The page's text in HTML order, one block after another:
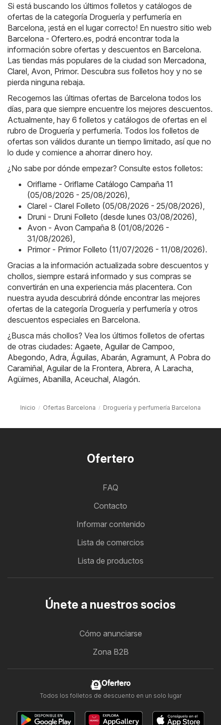
Si está buscando los últimos folletos y catálogos de
ofertas de la categoría Droguería y perfumería en
Barcelona, ¡está en el lugar correcto! En nuestro sitio web
Barcelona - Ofertero.es , podrá encontrar toda la
información sobre ofertas y descuentos en Barcelona.
Las tiendas más populares de la ciudad son Mercadona
Clarel Avon Primor. Descubra sus folletos hoy y no se
pierda ninguna rebaja.
Recogemos las últimas ofertas de Barcelona todos los
días, para que siempre encuentre los mejores descuentos.
Actualmente, hay 6 folletos y catálogos de ofertas en el
rubro de Droguería y perfumería. Todos los folletos de
ofertas son válidos durante un tiempo limitado, así que no
lo dude y comience a ahorrar dinero hoy.
¿No sabe por dónde empezar? Consulte estos folletos:
Oriflame - Oriflame Catálogo Campaña 11
(05/08/2026 - 25/08/2026)
Clarel - Clarel Folleto (05/08/2026 - 25/08/2026)
Druni - Druni Folleto (desde lunes 03/08/2026)
Avon - Avon Campaña 8 (01/08/2026 -
31/08/2026)
Primor - Primor Folleto (11/07/2026 - 11/08/2026).
Gracias a la información actualizada sobre descuentos y
chollos, siempre estará informado y sus compras se
convertirán en una experiencia más placentera. Con
nuestra ayuda descubrirá dónde encontrar las mejores
ofertas de la categoría Droguería y perfumería y otros
descuentos especiales en Barcelona.
¿Busca más chollos? Vea los últimos folletos de ofertas
de otras ciudades: Agaete Aguilar de Campoo
Abegondo Adra Águilas Abarán Agramunt A Pobra do
Caramiñal Aguilar de la Frontera Abrera A Laracha
Agüimes Abanilla Aceuchal Alagón.
Inicio Ofertas Barcelona Droguería y perfumería Barcelona
Ofertero
FAQ
Contacto
Informar contenido
Lista de comercios
Lista de productos
Únete a nuestros socios
Cómo anunciarse
Zona B2B
Ofertero
Todos los folletos de descuento en un solo lugar